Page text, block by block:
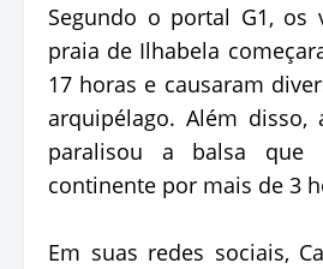
Segundo o portal G1, os
praia de Ilhabela
17 horas e causaram
arquipélago. Além disso,
paralisou a balsa
continente por mais de 3
Em suas redes sociais,